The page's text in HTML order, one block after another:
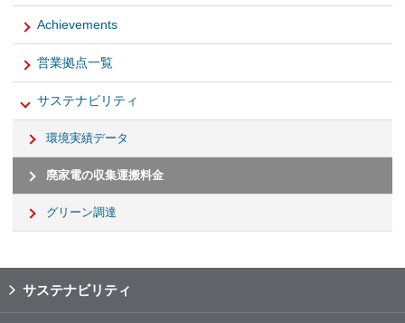
Achievements
営業拠点一覧
サステナビリティ
環境実績データ
廃家電の収集運搬料金
グリーン調達
サステナビリティ